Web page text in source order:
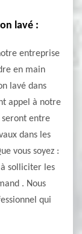
lavé :
entreprise
en main
lavé dans
appel à notre
entre
dans les
vous soyez :
solliciter les
. Nous
qui